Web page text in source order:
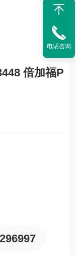
倍加福P
电话咨询